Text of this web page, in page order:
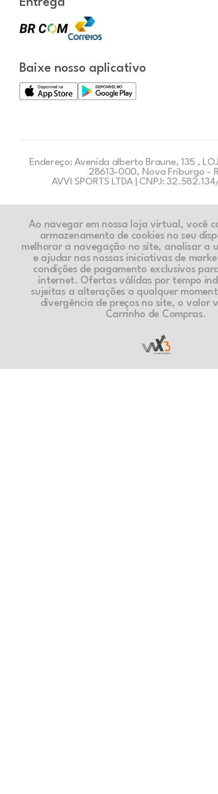
Baixe nosso aplicativo
Endereço: Avenida alberto Braune, 135 ,
28613-000, Nova Friburgo -
AVVI SPORTS LTDA | CNPJ:
Ao navegar em nossa loja virtual, você
armazenamento de cookies no seu
melhorar a navegação no site, analisar a
e ajudar nas nossas iniciativas de
condições de pagamento exclusivos
internet. Ofertas válidas por tempo
sujeitas a alterações a qualquer
divergência de preços no site, o valor
Carrinho de Compras.